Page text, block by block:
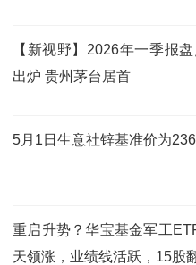
【新视野】2026年一季报
出炉 贵州茅台居首
5月1日生意社锌基准价为
重启升势？华宝基金军工
天领涨，业绩线活跃，15股